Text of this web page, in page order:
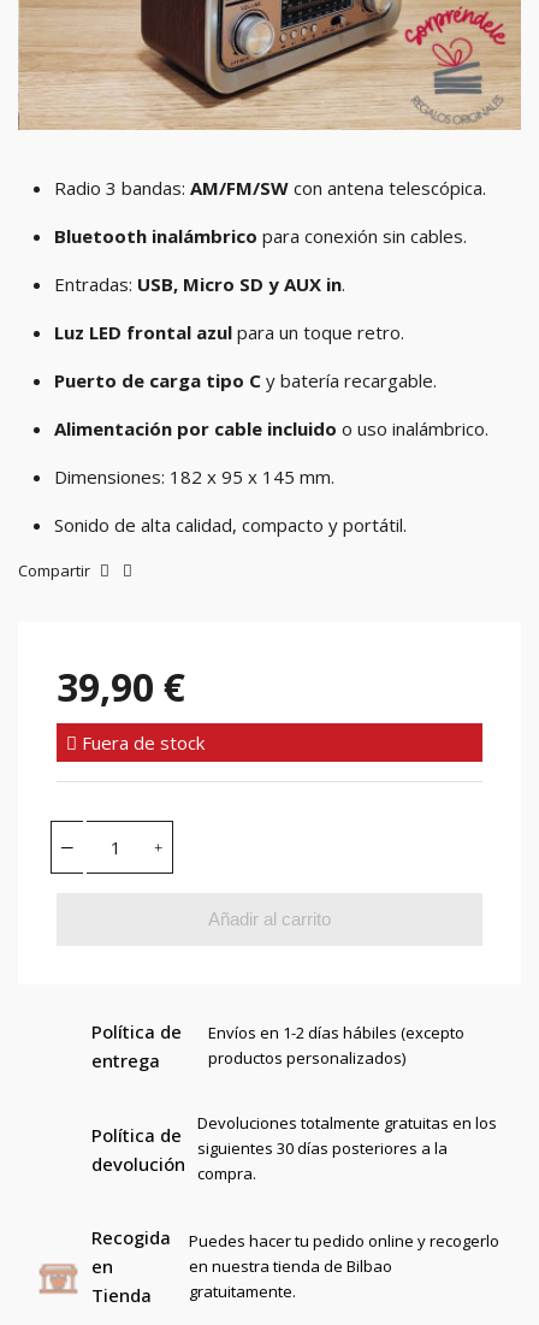
Radio 3 bandas: AM/FM/SW con antena telescópica.
Bluetooth inalámbrico para conexión sin cables.
Entradas: USB, Micro SD y AUX in.
Luz LED frontal azul para un toque retro.
Puerto de carga tipo C y batería recargable.
Alimentación por cable incluido o uso inalámbrico.
Dimensiones: 182 x 95 x 145 mm.
Sonido de alta calidad, compacto y portátil.
Compartir
39,90 €
Fuera de stock
Añadir al carrito
Política de
entrega
Envíos en 1-2 días hábiles (excepto
productos personalizados)
Política de
devolución
Devoluciones totalmente gratuitas en los
siguientes 30 días posteriores a la
compra.
Recogida
en
Tienda
Puedes hacer tu pedido online y recogerlo
en nuestra tienda de Bilbao
gratuitamente.